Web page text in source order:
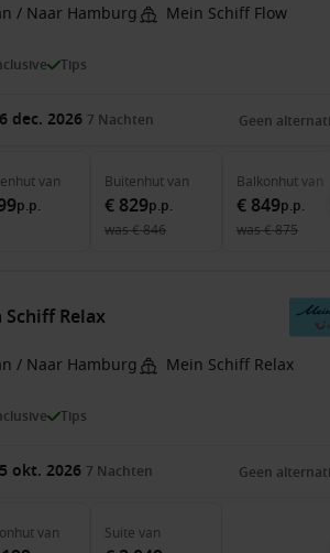
/ Naar Hamburg Mein Schiff Flow
Tips
dec. 2026 7 Nachten Geen
van
p.p.
Buitenhutvan
€ 829p.p.
was€ 846
Balkonhutvan
€ 849p.p.
was€ 875
Relax
/ Naar Hamburg Mein Schiff Relax
Tips
okt. 2026 7 Nachten Geen
van Suite van